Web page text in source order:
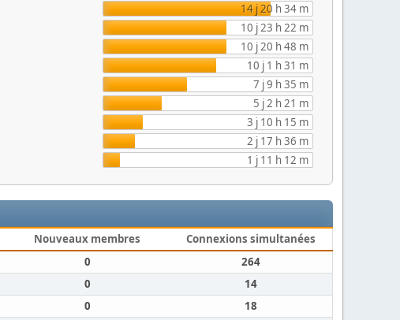
14 j 20 h 34 m
10 j 23 h 22 m
10 j 20 h 48 m
10 j 1 h 31 m
7 j 9 h 35 m
5 j 2 h 21 m
3 j 10 h 15 m
2 j 17 h 36 m
1 j 11 h 12 m
Nouveaux membres
Connexions simultanées
0
264
0
14
0
18